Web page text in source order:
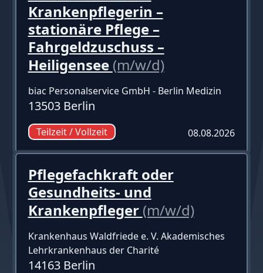
Krankenpflegerin –
stationäre Pflege –
Fahrgeldzuschuss –
Heiligensee (m/w/d)
biac Personalservice GmbH - Berlin Medizin
13503 Berlin
Teilzeit / Vollzeit 08.08.2026
Pflegefachkraft oder
Gesundheits- und
Krankenpfleger (m/w/d)
Krankenhaus Waldfriede e. V. Akademisches
Lehrkrankenhaus der Charité
14163 Berlin